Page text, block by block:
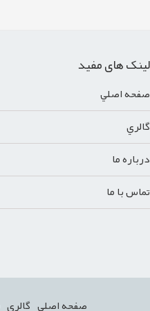
لینک های مفید
صفحه اصلي
گالري
درباره ما
تماس با ما
صفحه اصلي گالري